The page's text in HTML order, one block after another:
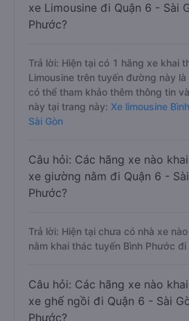
xe Limousine đi Quận 6 - Sài
Phước?
Trả lời: Hiện tại có 1 hãng xe khai
Limousine trên tuyến đường này
có thể tham khảo thêm thông tin
này tại trang này: Xe limousine
Sài Gòn
Câu hỏi: Các hãng xe nào
xe giường nằm đi Quận 6 -
Phước?
Trả lời: Hiện tại chưa có nhà xe
nằm khai thác tuyến Bình Phước đi
Câu hỏi: Các hãng xe nào
xe ghế ngồi đi Quận 6 - Sài
Phước?